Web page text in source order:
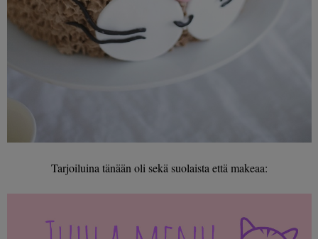
Tarjoiluina tänään oli sekä suolaista että makeaa: